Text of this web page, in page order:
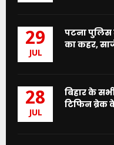
29
JUL
पटना पुलिस
का कहर,
28
JUL
बिहार के
टिफिन ब्रेक